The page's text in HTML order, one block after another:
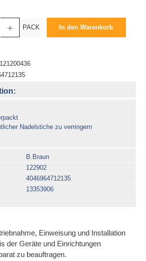
PACK In den Warenkorb
121200436
Nadelstiche zu verringern
B.Braun
122902
4046964712135
13353906
Einweisung und Installation
der Geräte und Einrichtungen
zu beauftragen.